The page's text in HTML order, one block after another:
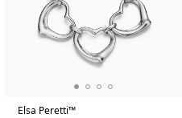
Elsa Peretti™